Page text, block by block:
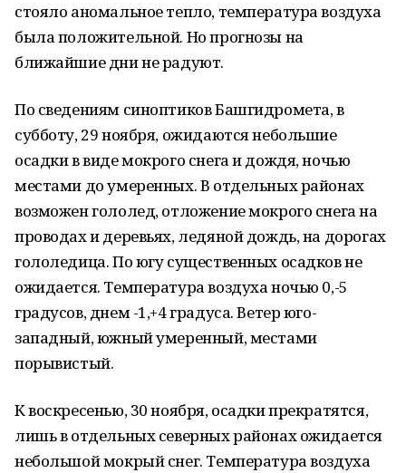
стояло аномальное тепло, температура воздуха
была положительной. Но прогнозы на
ближайшие дни не радуют.
По сведениям синоптиков Башгидромета, в
субботу, 29 ноября, ожидаются небольшие
осадки в виде мокрого снега и дождя, ночью
местами до умеренных. В отдельных районах
возможен гололед, отложение мокрого снега на
проводах и деревьях, ледяной дождь, на дорогах
гололедица. По югу существенных осадков не
ожидается. Температура воздуха ночью 0,-5
градусов, днем -1,+4 градуса. Ветер юго-
западный, южный умеренный, местами
порывистый.
К воскресенью, 30 ноября, осадки прекратятся,
лишь в отдельных северных районах ожидается
небольшой мокрый снег. Температура воздуха